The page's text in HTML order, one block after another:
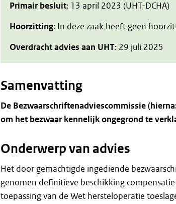
Primair besluit: 13 april 2023 (UHT-DCHA)
Hoorzitting: In deze zaak heeft geen
Overdracht advies aan UHT: 29 juli 2025
Samenvatting
De Bezwaarschriftenadviescommissie
om het bezwaar kennelijk ongegrond te
Onderwerp van advies
Het door gemachtigde ingediende
genomen definitieve beschikking
toepassing van de Wet hersteloperatie